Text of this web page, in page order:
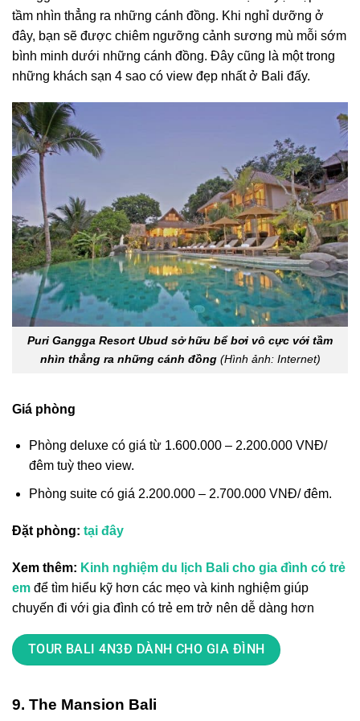
tầm nhìn thẳng ra những cánh đồng. Khi nghỉ dưỡng ở
đây, bạn sẽ được chiêm ngưỡng cảnh sương mù mỗi sớm
bình minh dưới những cánh đồng. Đây cũng là một trong
những khách sạn 4 sao có view đẹp nhất ở Bali đấy.
Puri Gangga Resort Ubud sở hữu bể bơi vô cực với tầm
nhìn thẳng ra những cánh đồng (Hình ảnh: Internet)
Giá phòng
Phòng deluxe có giá từ 1.600.000 – 2.200.000 VNĐ/
đêm tuỳ theo view.
Phòng suite có giá 2.200.000 – 2.700.000 VNĐ/ đêm.
Đặt phòng: tại đây
Xem thêm: Kinh nghiệm du lịch Bali cho gia đình có trẻ
em để tìm hiểu kỹ hơn các mẹo và kinh nghiệm giúp
chuyến đi với gia đình có trẻ em trở nên dễ dàng hơn
TOUR BALI 4N3Đ DÀNH CHO GIA ĐÌNH
9. The Mansion Bali